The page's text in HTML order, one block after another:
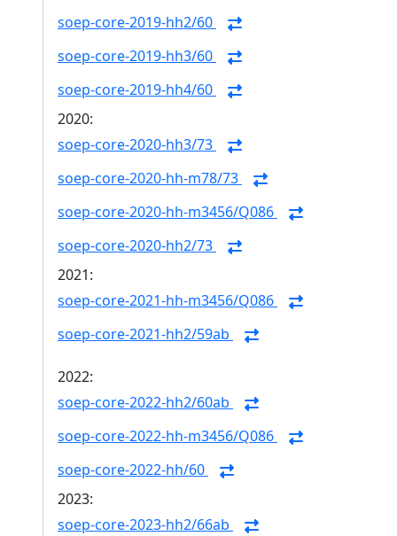
soep-core-2019-hh2/60
soep-core-2019-hh3/60
soep-core-2019-hh4/60
2020:
soep-core-2020-hh3/73
soep-core-2020-hh-m78/73
soep-core-2020-hh-m3456/Q086
soep-core-2020-hh2/73
2021:
soep-core-2021-hh-m3456/Q086
soep-core-2021-hh2/59ab
2022:
soep-core-2022-hh2/60ab
soep-core-2022-hh-m3456/Q086
soep-core-2022-hh/60
2023:
soep-core-2023-hh2/66ab